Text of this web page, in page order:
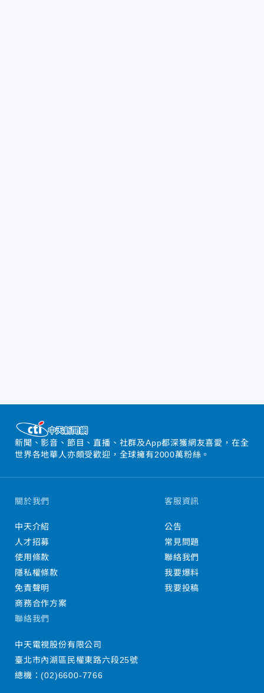
新聞、影音、節目、直播、社群及App都深獲網友喜愛，在全
世界各地華人亦頗受歡迎，全球擁有2000萬粉絲。
關於我們
中天介紹
人才招募
使用條款
隱私權條款
免責聲明
商務合作方案
客服資訊
公告
常見問題
聯絡我們
我要爆料
我要投稿
聯絡我們
中天電視股份有限公司
臺北市內湖區民權東路六段25號
總機：(02)6600-7766